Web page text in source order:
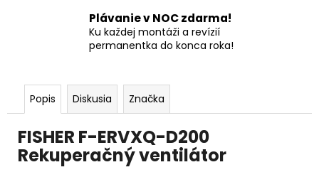
Plávanie v NOC zdarma!
Ku každej montáži a revízií
permanentka do konca roka!
Popis Diskusia Značka
FISHER F-ERVXQ-D200
Rekuperačný ventilátor